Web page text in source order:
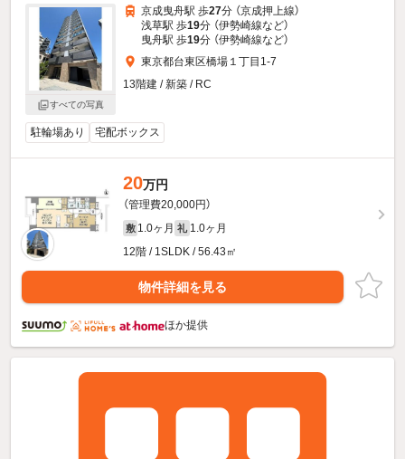
すべての写真
京成曳舟駅 歩27分 （京成押上線）
浅草駅 歩19分 （伊勢崎線など）
曳舟駅 歩19分 （伊勢崎線など）
東京都台東区橋場１丁目1-7
13階建 / 新築 / RC
駐輪場あり 宅配ボックス
20万円
（管理費20,000円）
敷 1.0ヶ月 礼 1.0ヶ月
12階 / 1SLDK / 56.43㎡
物件詳細を見る
ほか提供